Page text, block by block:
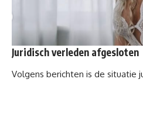
Juridisch verleden afgesloten
Volgens berichten is de situatie